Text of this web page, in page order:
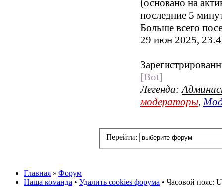
(основано на
последние 5
Больше всего
29 июн 2025,
[Bot]
Легенда:
модераторы,
Перейти:
Главная » Форум
Наша команда • Удалить cookies форума • Часовой пояс: